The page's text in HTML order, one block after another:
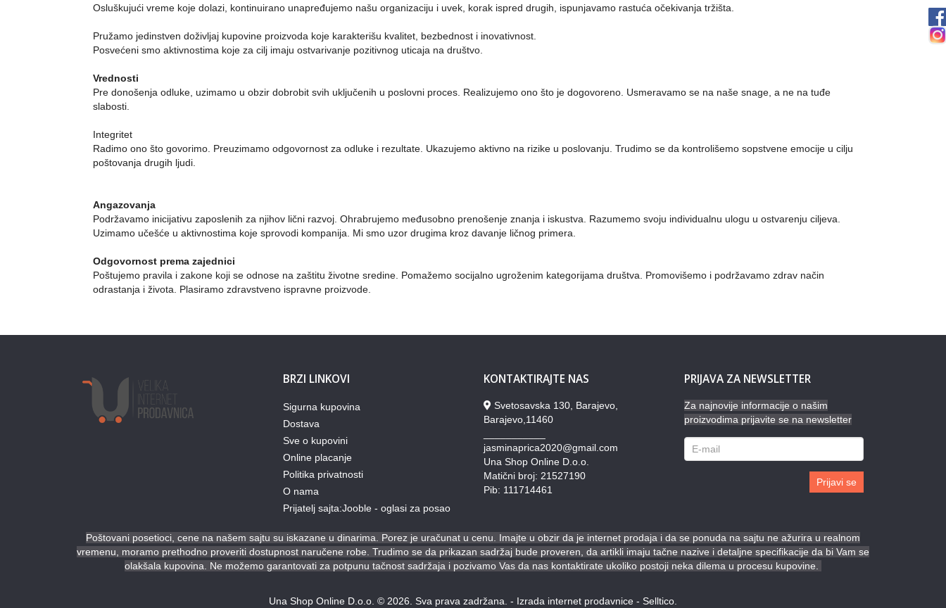
Osluškujući vreme koje dolazi, kontinuirano unapređujemo našu organizaciju i uvek, korak ispred drugih, ispunjavamo rastuća očekivanja tržišta.
Pružamo jedinstven doživljaj kupovine proizvoda koje karakterišu kvalitet, bezbednost i inovativnost.
Posvećeni smo aktivnostima koje za cilj imaju ostvarivanje pozitivnog uticaja na društvo.
Vrednosti
Pre donošenja odluke, uzimamo u obzir dobrobit svih uključenih u poslovni proces. Realizujemo ono što je dogovoreno. Usmeravamo se na naše snage, a ne na tuđe
slabosti.
Integritet
Radimo ono što govorimo. Preuzimamo odgovornost za odluke i rezultate. Ukazujemo aktivno na rizike u poslovanju. Trudimo se da kontrolišemo sopstvene emocije u cilju
poštovanja drugih ljudi.
Angazovanja
Podržavamo inicijativu zaposlenih za njihov lični razvoj. Ohrabrujemo međusobno prenošenje znanja i iskustva. Razumemo svoju individualnu ulogu u ostvarenju ciljeva.
Uzimamo učešće u aktivnostima koje sprovodi kompanija. Mi smo uzor drugima kroz davanje ličnog primera.
Odgovornost prema zajednici
Poštujemo pravila i zakone koji se odnose na zaštitu životne sredine. Pomažemo socijalno ugroženim kategorijama društva. Promovišemo i podržavamo zdrav način
odrastanja i života. Plasiramo zdravstveno ispravne proizvode.
BRZI LINKOVI
Sigurna kupovina
Dostava
Sve o kupovini
Online placanje
Politika privatnosti
O nama
Prijatelj sajta:Jooble - oglasi za posao
KONTAKTIRAJTE NAS
Svetosavska 130, Barajevo,
Barajevo,11460
jasminaprica2020@gmail.com
Una Shop Online D.o.o.
Matični broj: 21527190
Pib: 111714461
PRIJAVA ZA NEWSLETTER
Za najnovije informacije o našim
proizvodima prijavite se na newsletter
Prijavi se
Poštovani posetioci, cene na našem sajtu su iskazane u dinarima. Porez je uračunat u cenu. Imajte u obzir da je internet prodaja i da se ponuda na sajtu ne ažurira u realnom
vremenu, moramo prethodno proveriti dostupnost naručene robe. Trudimo se da prikazan sadržaj bude proveren, da artikli imaju tačne nazive i detaljne specifikacije da bi Vam se
olakšala kupovina. Ne možemo garantovati za potpunu tačnost sadržaja i pozivamo Vas da nas kontaktirate ukoliko postoji neka dilema u procesu kupovine.
Una Shop Online D.o.o. © 2026. Sva prava zadržana. - Izrada internet prodavnice - Selltico.